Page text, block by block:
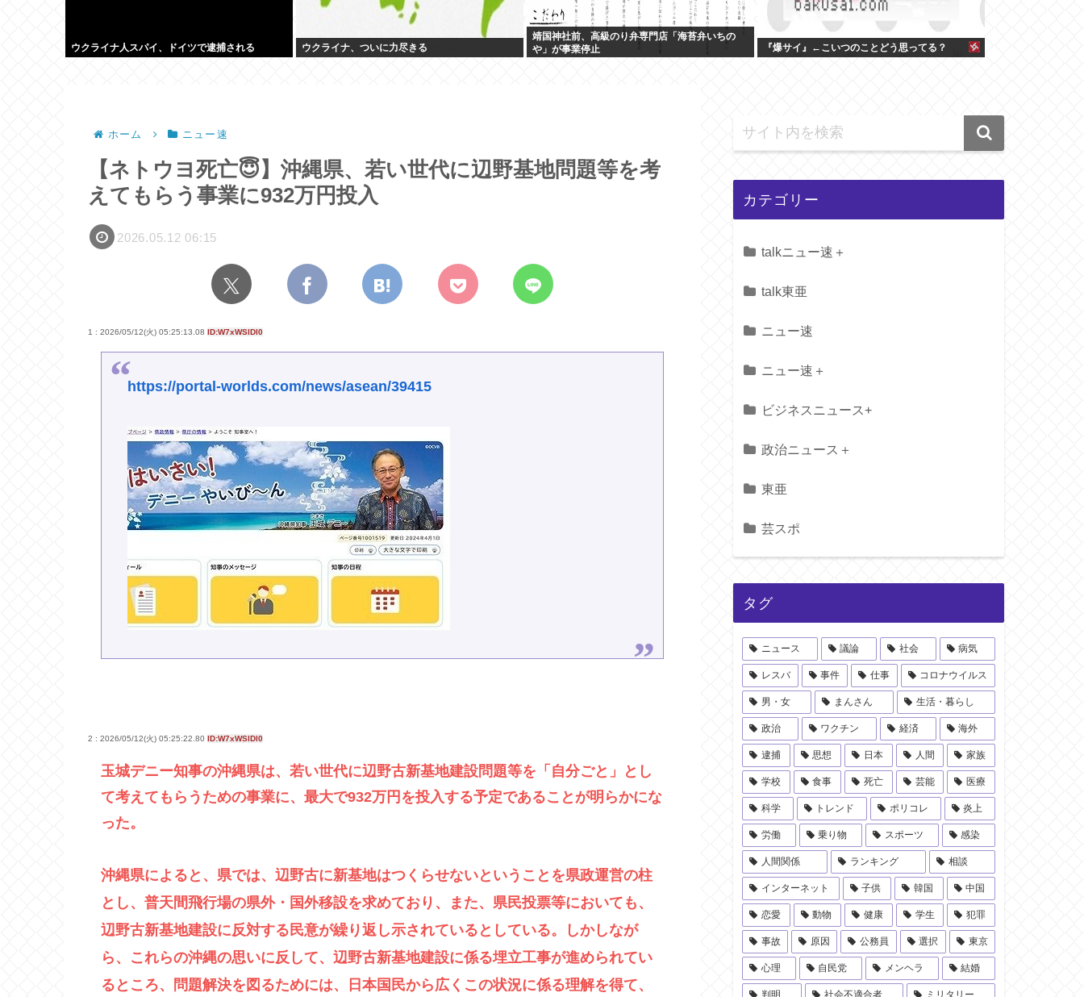
ウクライナ人スパイ、ドイツで逮捕される ウクライナ、ついに力尽きる
靖国神社前、高級のり弁専門店「海苔弁いちの
や」が事業停止
『爆サイ』←こいつのことどう思ってる？
ホーム ニュー速
【ネトウヨ死亡😇】沖縄県、若い世代に辺野基地問題等を考
えてもらう事業に932万円投入
2026.05.12 06:15
1 : 2026/05/12(火) 05:25:13.08 ID:W7xWSlDl0
https://portal-worlds.com/news/asean/39415
2 : 2026/05/12(火) 05:25:22.80 ID:W7xWSlDl0
玉城デニー知事の沖縄県は、若い世代に辺野古新基地建設問題等を「自分ごと」とし
て考えてもらうための事業に、最大で932万円を投入する予定であることが明らかにな
った。
沖縄県によると、県では、辺野古に新基地はつくらせないということを県政運営の柱
とし、普天間飛行場の県外・国外移設を求めており、また、県民投票等においても、
辺野古新基地建設に反対する民意が繰り返し示されているとしている。しかしなが
ら、これらの沖縄の思いに反して、辺野古新基地建設に係る埋立工事が進められてい
るところ、問題解決を図るためには、日本国民から広くこの状況に係る理解を得て、
カテゴリー
talkニュー速＋
talk東亜
ニュー速
ニュー速＋
ビジネスニュース+
政治ニュース＋
東亜
芸スポ
タグ
ニュース 議論 社会 病気
レスバ 事件 仕事 コロナウイルス
男・女 まんさん 生活・暮らし
政治 ワクチン 経済 海外
逮捕 思想 日本 人間 家族
学校 食事 死亡 芸能 医療
科学 トレンド ポリコレ 炎上
労働 乗り物 スポーツ 感染
人間関係 ランキング 相談
インターネット 子供 韓国 中国
恋愛 動物 健康 学生 犯罪
事故 原因 公務員 選択 東京
心理 自民党 メンヘラ 結婚
判明 社会不適合者 ミリタリー